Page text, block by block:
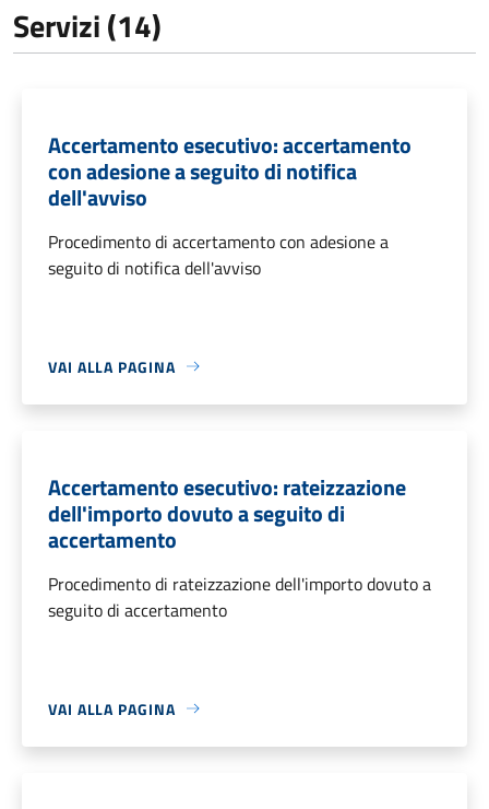
Servizi (14)
Accertamento esecutivo: accertamento
con adesione a seguito di notifica
dell'avviso
Procedimento di accertamento con adesione a
seguito di notifica dell'avviso
VAI ALLA PAGINA
Accertamento esecutivo: rateizzazione
dell'importo dovuto a seguito di
accertamento
Procedimento di rateizzazione dell'importo dovuto a
seguito di accertamento
VAI ALLA PAGINA